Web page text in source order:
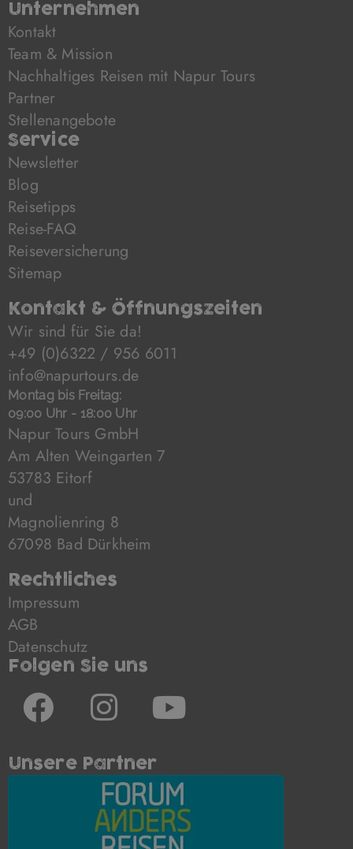
Unternehmen
Kontakt
Team & Mission
Nachhaltiges Reisen mit Napur Tours
Partner
Stellenangebote
Service
Newsletter
Blog
Reisetipps
Reise-FAQ
Reiseversicherung
Sitemap
Kontakt & Öffnungszeiten
Wir sind für Sie da!
+49 (0)6322 / 956 6011
info@napurtours.de
Montag bis Freitag:
09:00 Uhr - 18:00 Uhr
Napur Tours GmbH
Am Alten Weingarten 7
53783 Eitorf
und
Magnolienring 8
67098 Bad Dürkheim
Rechtliches
Impressum
AGB
Datenschutz
Folgen Sie uns
F
a
c
e
I
n
s
t
a
Y
o
t
u
Unsere Partner